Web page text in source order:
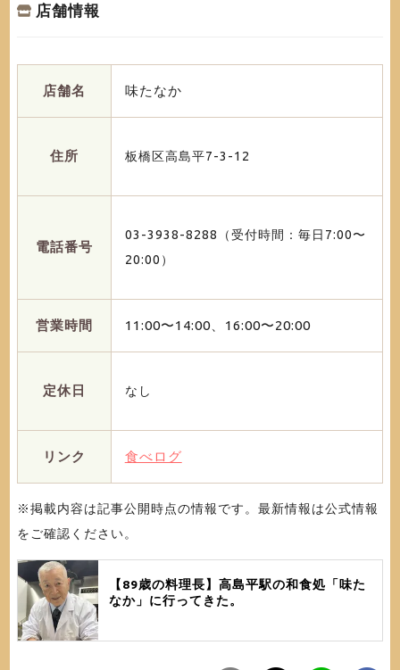
店舗情報
店舗名 味たなか
住所 板橋区高島平7-3-12
電話番号
03-3938-8288（受付時間：毎日7:00〜
20:00）
営業時間 11:00〜14:00、16:00〜20:00
定休日 なし
リンク 食べログ
※掲載内容は記事公開時点の情報です。最新情報は公式情報
をご確認ください。
【89歳の料理長】高島平駅の和食処「味た
なか」に行ってきた。